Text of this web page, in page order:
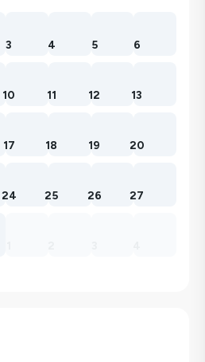
3 4 5 6
10 11 12 13
17 18 19 20
24 25 26 27